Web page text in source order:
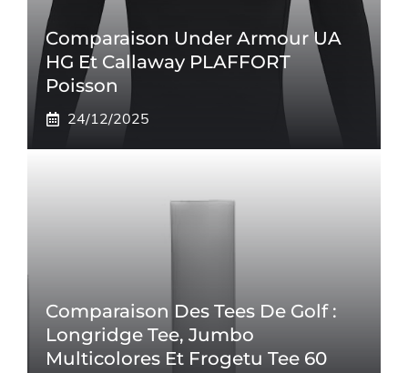
Comparaison Under Armour UA
HG Et Callaway PLAFFORT
Poisson
24/12/2025
Comparaison Des Tees De Golf :
Longridge Tee, Jumbo
Multicolores Et Frogetu Tee 60